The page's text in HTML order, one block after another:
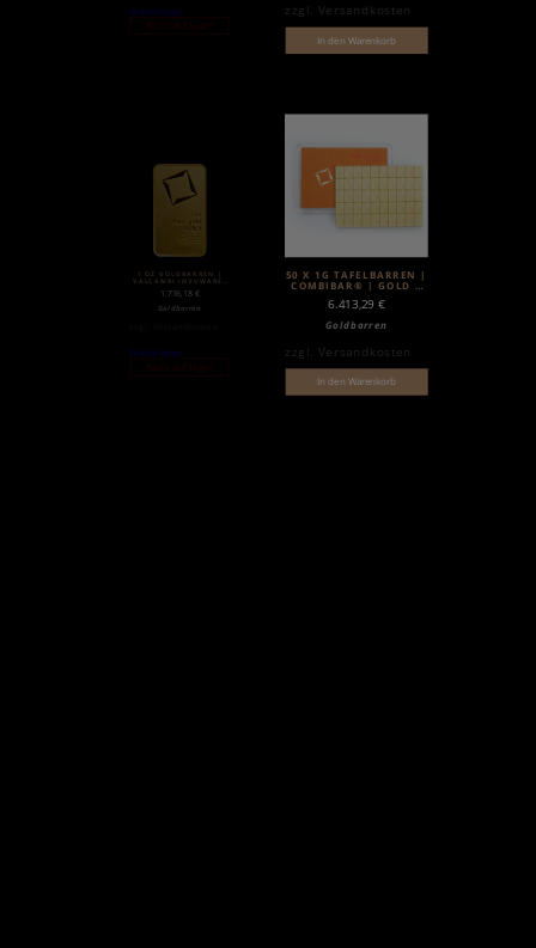
Weiterlesen
Nicht auf Lager
zzgl. Versandkosten
In den Warenkorb
1 OZ GOLDBARREN |
VALCAMBI (NEUWARE)
1.716,18 €
Goldbarren
Weiterlesen
Nicht auf Lager
50 X 1G TAFELBARREN |
COMBIBAR® | GOLD |
6.413,29 €
Goldbarren
zzgl. Versandkosten
In den Warenkorb